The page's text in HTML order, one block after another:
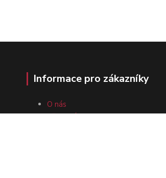
Informace pro zákazníky
O nás
Vše o nákupu